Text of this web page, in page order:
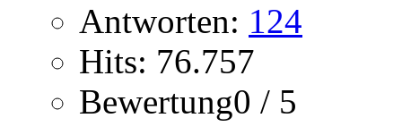
Antworten: 124
Hits: 76.757
Bewertung0 / 5